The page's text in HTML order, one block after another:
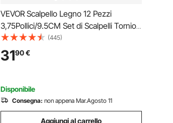
VEVOR Scalpello Legno 12 Pezzi
3,75Pollici/9.5CM Set di Scalpelli Tornio
Legno Scalpello per Tornitura del Legno
Intaglio Del Legno con Manici in Legno
(445)
3190€
Disponibile
Consegna: non appena Mar.Agosto 11
Aggiungi al carrello